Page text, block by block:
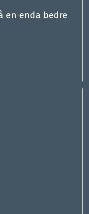
en enda bedre